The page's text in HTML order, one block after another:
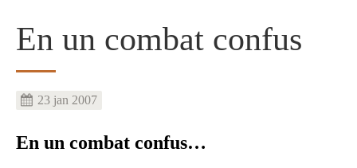
d'Ariane
En un combat confus
23 jan 2007
En un combat confus…